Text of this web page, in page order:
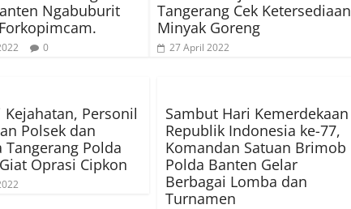
Ngabuburit
0
Tangerang Cek Ketersediaan
Minyak Goreng
27 April 2022
Kejahatan, Personil
Polsek dan
Tangerang Polda
Oprasi Cipkon
Sambut Hari Kemerdekaan
Republik Indonesia ke-77,
Komandan Satuan Brimob
Polda Banten Gelar
Berbagai Lomba dan
Turnamen